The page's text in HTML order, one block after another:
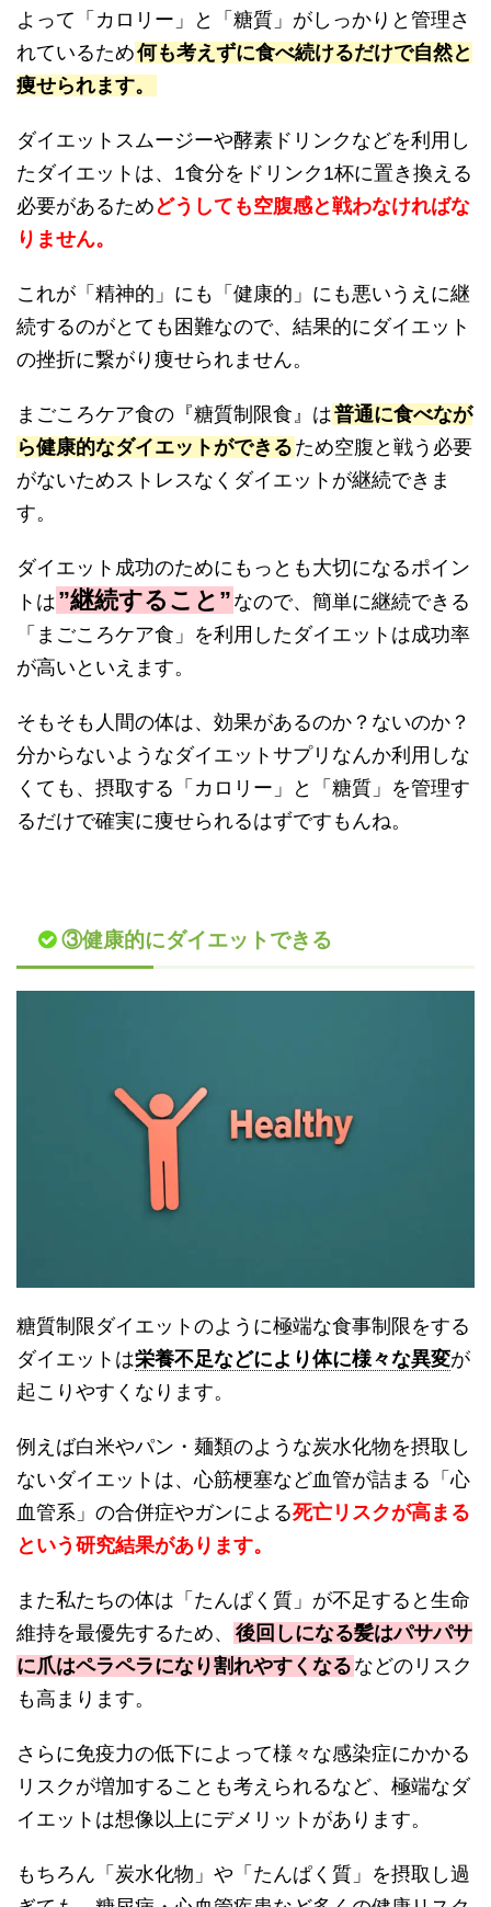
よって「カロリー」と「糖質」がしっかりと管理さ
れているため何も考えずに食べ続けるだけで自然と
痩せられます。
ダイエットスムージーや酵素ドリンクなどを利用し
たダイエットは、1食分をドリンク1杯に置き換える
必要があるためどうしても空腹感と戦わなければな
りません。
これが「精神的」にも「健康的」にも悪いうえに継
続するのがとても困難なので、結果的にダイエット
の挫折に繋がり痩せられません。
まごころケア食の『糖質制限食』は普通に食べなが
ら健康的なダイエットができる ため空腹と戦う必要
がないためストレスなくダイエットが継続できま
す。
ダイエット成功のためにもっとも大切になるポイン
トは ”継続すること” なので、簡単に継続できる
「まごころケア食」を利用したダイエットは成功率
が高いといえます。
そもそも人間の体は、効果があるのか？ないのか？
分からないようなダイエットサプリなんか利用しな
くても、摂取する「カロリー」と「糖質」を管理す
るだけで確実に痩せられるはずですもんね。
③健康的にダイエットできる
糖質制限ダイエットのように極端な食事制限をする
ダイエットは栄養不足などにより体に様々な異変が
起こりやすくなります。
例えば白米やパン・麺類のような炭水化物を摂取し
ないダイエットは、心筋梗塞など血管が詰まる「心
血管系」の合併症やガンによる死亡リスクが高まる
という研究結果があります。
また私たちの体は「たんぱく質」が不足すると生命
維持を最優先するため、 後回しになる髪はパサパサ
に爪はペラペラになり割れやすくなる などのリスク
も高まります。
さらに免疫力の低下によって様々な感染症にかかる
リスクが増加することも考えられるなど、極端なダ
イエットは想像以上にデメリットがあります。
もちろん「炭水化物」や「たんぱく質」を摂取し過